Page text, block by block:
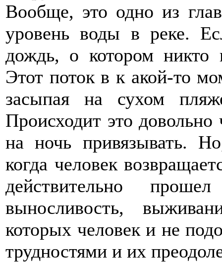
Вообще, это одно из
уровень воды в реке.
дождь, о котором никто
Этот поток в к акой-то
засыпая на сухом
Происходит это
на ночь привязывать.
когда человек
действительно
выносливость,
которых человек и не
трудностями и их